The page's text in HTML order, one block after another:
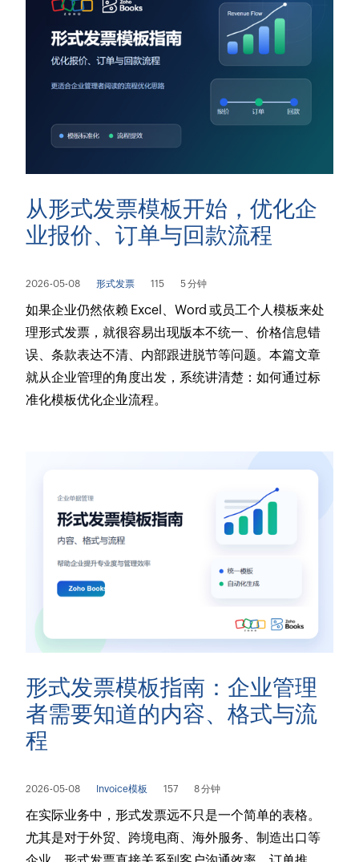
从形式发票模板开始，优化企
业报价、订单与回款流程
2026-05-08 形式发票 115 5 分钟
如果企业仍然依赖 Excel、Word 或员工个人模板来处
理形式发票，就很容易出现版本不统一、价格信息错
误、条款表达不清、内部跟进脱节等问题。本篇文章
就从企业管理的角度出发，系统讲清楚：如何通过标
准化模板优化企业流程。
形式发票模板指南：企业管理
者需要知道的内容、格式与流
程
2026-05-08 Invoice模板 157 8 分钟
在实际业务中，形式发票远不只是一个简单的表格。
尤其是对于外贸、跨境电商、海外服务、制造出口等